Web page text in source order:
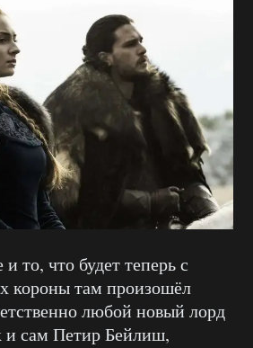
то, что будет теперь с
короны там произошёл
любой новый лорд
и сам Петир Бейлиш,